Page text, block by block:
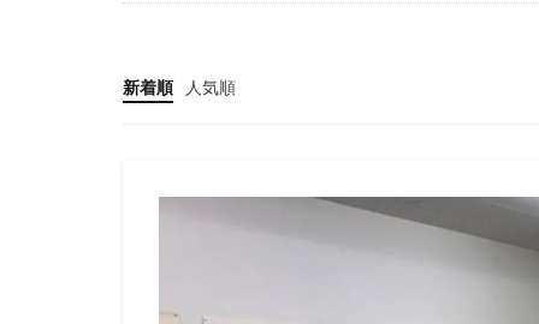
新着順 人気順